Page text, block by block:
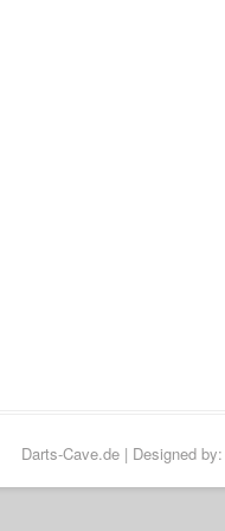
Darts-Cave.de | Designed by: